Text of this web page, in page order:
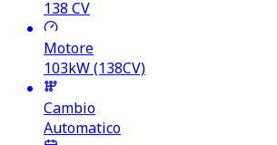
138 CV
Motore
103kW (138CV)
Cambio
Automatico